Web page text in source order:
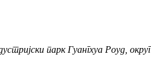
парк Гуангхуа Роуд,